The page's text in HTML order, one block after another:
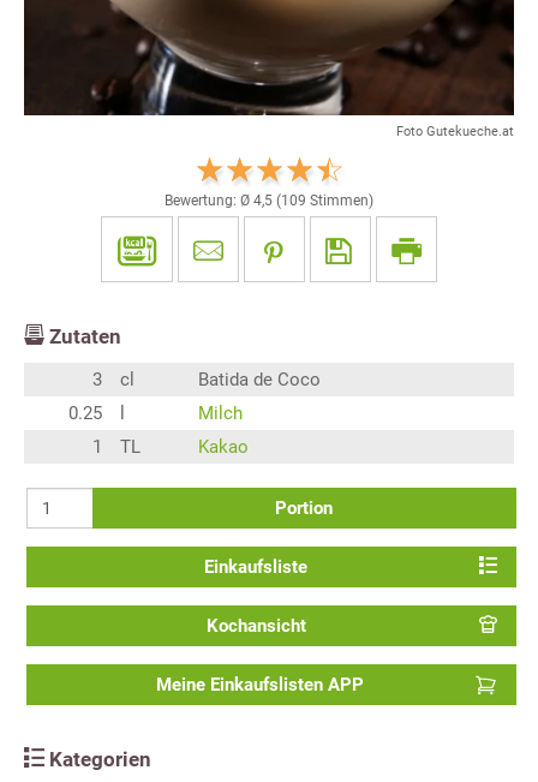
Foto Gutekueche.at
Bewertung: Ø 4,5 (109 Stimmen)
Zutaten
3 cl
Batida de Coco
0.25
Milch
1
TL Kakao
Portion
Einkaufsliste
Kochansicht
Meine Einkaufslisten APP
Kategorien